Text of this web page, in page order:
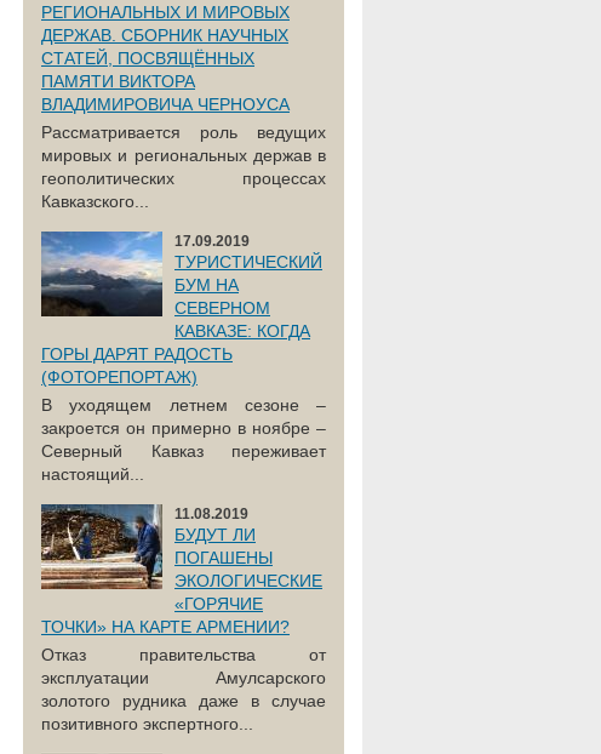
РЕГИОНАЛЬНЫХ И МИРОВЫХ
ДЕРЖАВ. СБОРНИК НАУЧНЫХ
СТАТЕЙ, ПОСВЯЩЁННЫХ
ПАМЯТИ ВИКТОРА
ВЛАДИМИРОВИЧА ЧЕРНОУСА
Рассматривается роль ведущих
мировых и региональных держав в
геополитических процессах
Кавказского...
17.09.2019
ТУРИСТИЧЕСКИЙ
БУМ НА
СЕВЕРНОМ
КАВКАЗЕ: КОГДА
ГОРЫ ДАРЯТ РАДОСТЬ
(ФОТОРЕПОРТАЖ)
В уходящем летнем сезоне –
закроется он примерно в ноябре –
Северный Кавказ переживает
настоящий...
11.08.2019
БУДУТ ЛИ
ПОГАШЕНЫ
ЭКОЛОГИЧЕСКИЕ
«ГОРЯЧИЕ
ТОЧКИ» НА КАРТЕ АРМЕНИИ?
Отказ правительства от
эксплуатации Амулсарского
золотого рудника даже в случае
позитивного экспертного...